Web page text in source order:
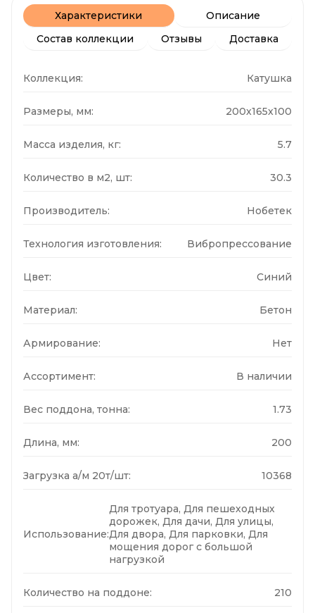
Характеристики
Описание
Состав коллекции
Отзывы Доставка
Коллекция: Катушка
Размеры, мм: 200x165x100
Масса изделия, кг: 5.7
Количество в м2, шт: 30.3
Производитель: Нобетек
Технология изготовления: Вибропрессование
Цвет: Синий
Материал: Бетон
Армирование: Нет
Ассортимент: В наличии
Вес поддона, тонна: 1.73
Длина, мм: 200
Загрузка а/м 20т/шт: 10368
Использование:
Для тротуара, Для пешеходных
дорожек, Для дачи, Для улицы,
Для двора, Для парковки, Для
мощения дорог с большой
нагрузкой
Количество на поддоне: 210